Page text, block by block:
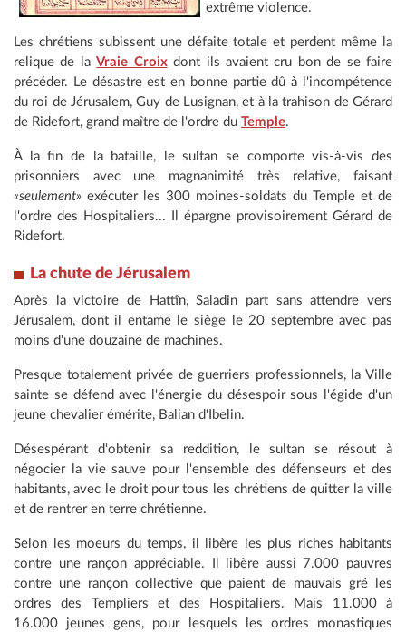
extrême violence.
Les chrétiens subissent une défaite totale et perdent même la
relique de laVraie Croixdont ils avaient cru bon de se faire
précéder. Le désastre est en bonne partie dû à l'incompétence
du roi de Jérusalem, Guy de Lusignan, et à la trahison de Gérard
de Ridefort, grand maître de l'ordre du Temple.
À la fin de la bataille, le sultan se comporte vis-à-vis des
prisonniers avec une magnanimité très relative, faisant
«seulement» exécuter les 300 moines-soldats du Temple et de
l'ordre des Hospitaliers... Il épargne provisoirement Gérard de
Ridefort.
La chute de Jérusalem
Après la victoire de Hattîn, Saladin part sans attendre vers
Jérusalem, dont il entame le siège le 20 septembre avec pas
moins d'une douzaine de machines.
Presque totalement privée de guerriers professionnels, la Ville
sainte se défend avec l'énergie du désespoir sous l'égide d'un
jeune chevalier émérite, Balian d'Ibelin.
Désespérant d'obtenir sa reddition, le sultan se résout à
négocier la vie sauve pour l'ensemble des défenseurs et des
habitants, avec le droit pour tous les chrétiens de quitter la ville
et de rentrer en terre chrétienne.
Selon les moeurs du temps, il libère les plus riches habitants
contre une rançon appréciable. Il libère aussi 7.000 pauvres
contre une rançon collective que paient de mauvais gré les
ordres des Templiers et des Hospitaliers. Mais 11.000 à
16.000 jeunes gens, pour lesquels les ordres monastiques